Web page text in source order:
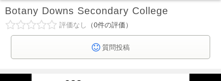
Botany Downs Secondary College
評価なし 0件の評価
質問投稿